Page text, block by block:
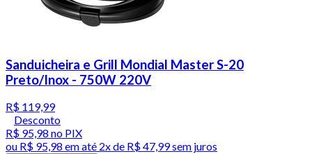
Sanduicheira e Grill Mondial Master S-20
Preto/Inox - 750W 220V
R$ 119,99
Desconto
R$ 95,98 no PIX
ou R$ 95,98 em até 2x de R$ 47,99 sem juros